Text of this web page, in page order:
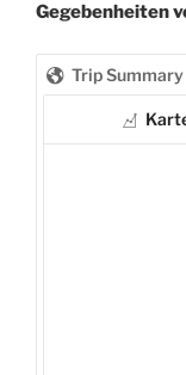
Gegebenheiten
Trip Summary